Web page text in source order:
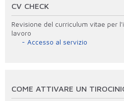
CV CHECK
Revisione del curriculum vitae per
lavoro
Accesso al servizio
COME ATTIVARE UN